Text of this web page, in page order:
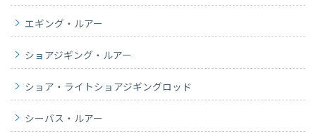
エギング・ルアー
ショアジギング・ルアー
ショア・ライトショアジギングロッド
シーバス・ルアー